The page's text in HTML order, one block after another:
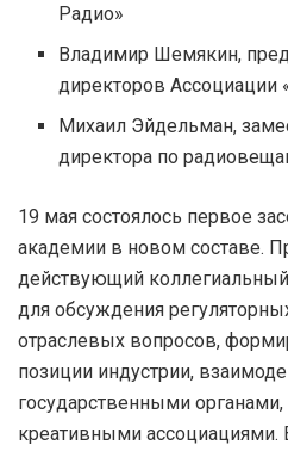
Радио»
Владимир Шемякин,
директоров Ассоциации
Михаил Эйдельман,
директора по
19 мая состоялось первое
академии в новом составе.
действующий
для обсуждения
отраслевых вопросов,
позиции индустрии,
государственными
креативными ассоциациями.